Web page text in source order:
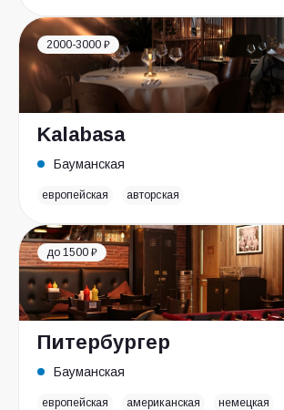
2000-3000 ₽
Kalabasa
Бауманская
европейская авторская
до 1500 ₽
Питербургер
Бауманская
европейская американская немецкая